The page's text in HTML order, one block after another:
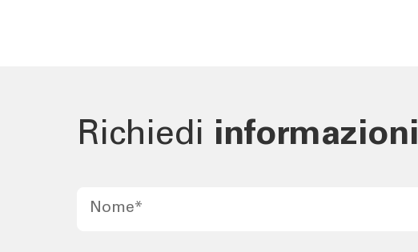
Richiedi informazioni
Nome*